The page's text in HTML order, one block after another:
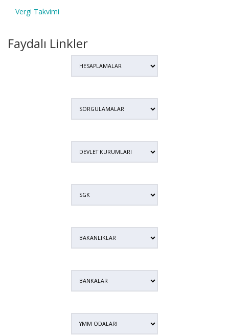
Vergi Takvimi
Faydalı Linkler